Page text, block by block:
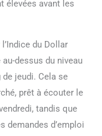
élevées avant les
du Dollar
dessus du niveau
jeudi. Cela se
prêt à écouter le
tandis que
demandes d’emploi